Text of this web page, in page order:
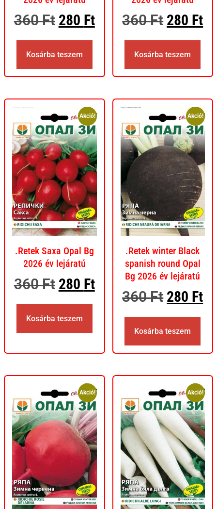
360Ft 280 Ft
Kosárba teszem
360Ft 280 Ft
Kosárba teszem
Akció!
.Retek Saxa Opal Bg
2026 év lejáratú
360Ft 280 Ft
Kosárba teszem
Akció!
.Retek winter Black
spanish round Opal
Bg 2026 év lejáratú
360Ft 280 Ft
Kosárba teszem
Akció! Akció!